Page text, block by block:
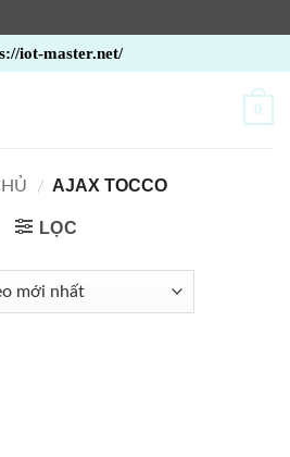
iot-master.net/
0
/ AJAX TOCCO
LỌC